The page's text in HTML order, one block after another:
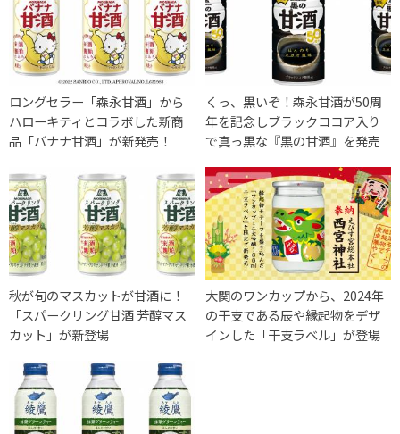
ロングセラー「森永甘酒」から
ハローキティとコラボした新商
品「バナナ甘酒」が新発売！
くっ、黒いぞ！森永甘酒が50周
年を記念しブラックココア入り
で真っ黒な『黒の甘酒』を発売
秋が旬のマスカットが甘酒に！
「スパークリング甘酒 芳醇マス
カット」が新登場
大関のワンカップから、2024年
の干支である辰や縁起物をデザ
インした「干支ラベル」が登場